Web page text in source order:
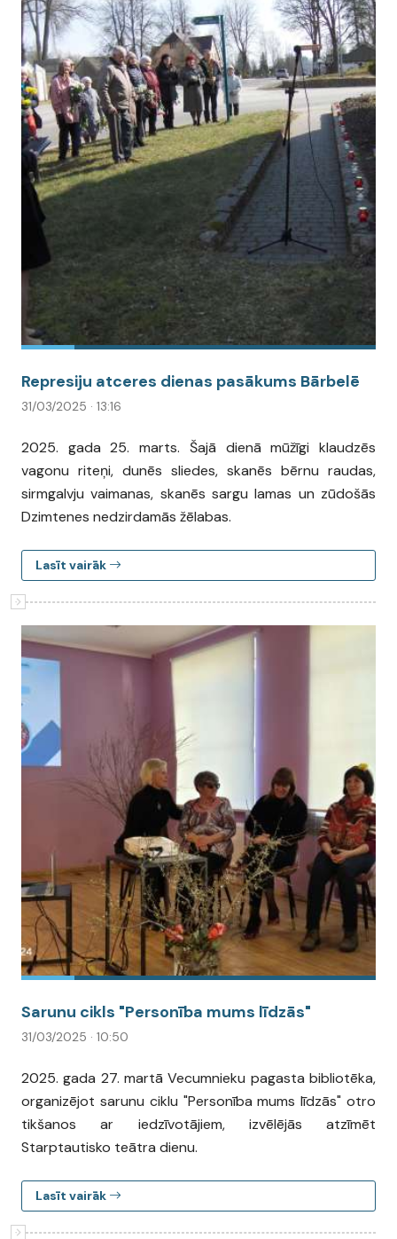
Represiju atceres dienas pasākums Bārbelē
31/03/2025 · 13:16
2025. gada 25. marts. Šajā dienā mūžīgi klaudzēs
vagonu riteņi, dunēs sliedes, skanēs bērnu raudas,
sirmgalvju vaimanas, skanēs sargu lamas un zūdošās
Dzimtenes nedzirdamās žēlabas.
Lasīt vairāk
Sarunu cikls "Personība mums līdzās"
31/03/2025 · 10:50
2025. gada 27. martā Vecumnieku pagasta bibliotēka,
organizējot sarunu ciklu "Personība mums līdzās" otro
tikšanos ar iedzīvotājiem, izvēlējās atzīmēt
Starptautisko teātra dienu.
Lasīt vairāk